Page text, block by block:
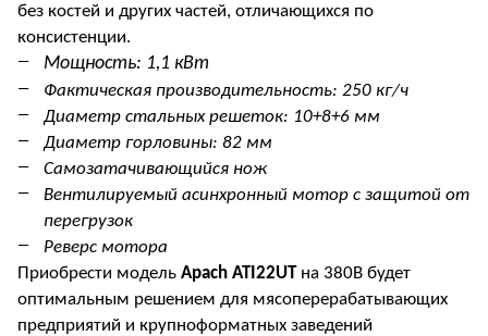
без костей и других частей, отличающихся по
консистенции.
Мощность: 1,1 кВт
Фактическая производительность: 250 кг/ч
Диаметр стальных решеток: 10+8+6 мм
Диаметр горловины: 82 мм
Самозатачивающийся нож
Вентилируемый асинхронный мотор с защитой от
перегрузок
Реверс мотора
Приобрести модель Apach ATI22UTна 380В будет
оптимальным решением для мясоперерабатывающих
предприятий и крупноформатных заведений